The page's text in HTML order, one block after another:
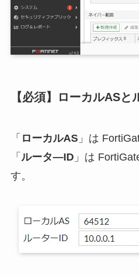
【必須】ローカルASと
「 ローカルAS」は
「 ルータ―ID」は
す。